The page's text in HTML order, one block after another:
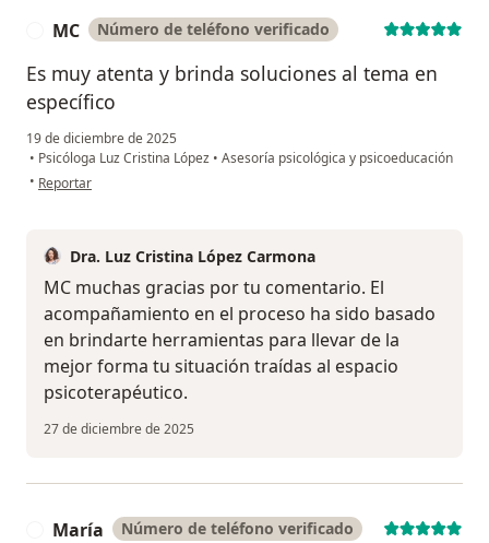
MC Número de teléfono verificado
Es muy atenta y brinda soluciones al tema en
específico
19 de diciembre de 2025
• Psicóloga Luz Cristina López • Asesoría psicológica y psicoeducación
• en opinión del usuario MC
Reportar
Dra. Luz Cristina López Carmona
MC muchas gracias por tu comentario. El
acompañamiento en el proceso ha sido basado
en brindarte herramientas para llevar de la
mejor forma tu situación traídas al espacio
psicoterapéutico.
27 de diciembre de 2025
María Número de teléfono verificado